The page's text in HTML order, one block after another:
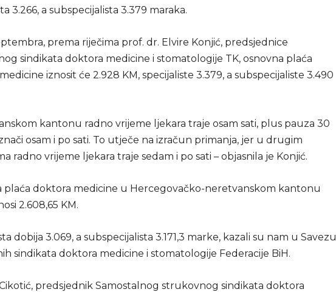
3.266, a subspecijalista 3.379 maraka.
prema riječima prof. dr. Elvire Konjić, predsjednice
sindikata doktora medicine i stomatologije TK, osnovna plaća
iznosit će 2.928 KM, specijaliste 3.379, a subspecijaliste 3.490
kantonu radno vrijeme ljekara traje osam sati, plus pauza 30
osam i po sati. To utječe na izračun primanja, jer u drugim
radno vrijeme ljekara traje sedam i po sati – objasnila je Konjić.
plaća doktora medicine u Hercegovačko-neretvanskom kantonu
2.608,65 KM.
dobija 3.069, a subspecijalista 3.171,3 marke, kazali su nam u Savezu
sindikata doktora medicine i stomatologije Federacije BiH.
predsjednik Samostalnog strukovnog sindikata doktora